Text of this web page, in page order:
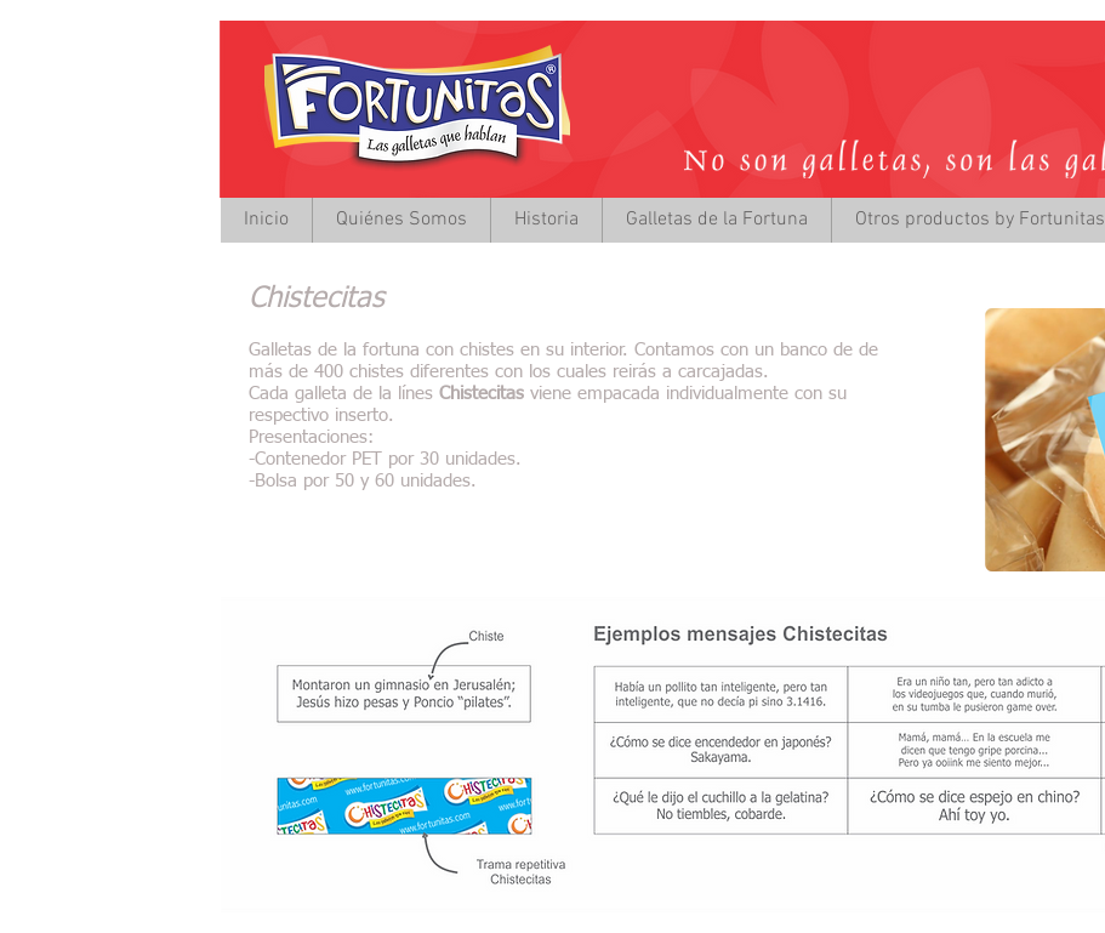
Inicio Quiénes Somos Historia Galletas de la Fortuna Otros productos by Fortunitas
Chistecitas
Galletas de la fortuna con chistes en su interior. Contamos con un banco de de
más de 400 chistes diferentes con los cuales reirás a carcajadas.
Cada galleta de la línes Chistecitas viene empacada individualmente con su
respectivo inserto.
Presentaciones:
-Contenedor PET por 30 unidades.
-Bolsa por 50 y 60 unidades.